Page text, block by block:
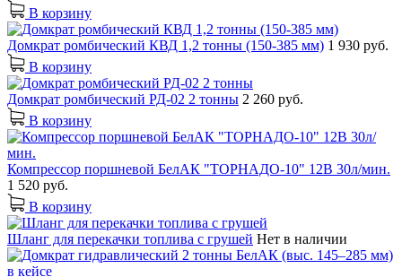
В корзину
Домкрат ромбический КВД 1,2 тонны (150-385 мм) 1 930 руб.
В корзину
Домкрат ромбический РД-02 2 тонны 2 260 руб.
В корзину
Компрессор поршневой БелАК "ТОРНАДО-10" 12В 30л/мин.
1 520 руб.
В корзину
Шланг для перекачки топлива с грушей Нет в наличии